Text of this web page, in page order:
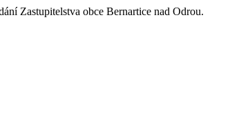
Zastupitelstva obce Bernartice nad Odrou.